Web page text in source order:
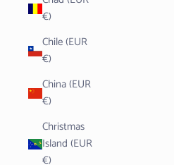
€)
Chile (EUR
€)
China (EUR
€)
Christmas
Island (EUR
€)